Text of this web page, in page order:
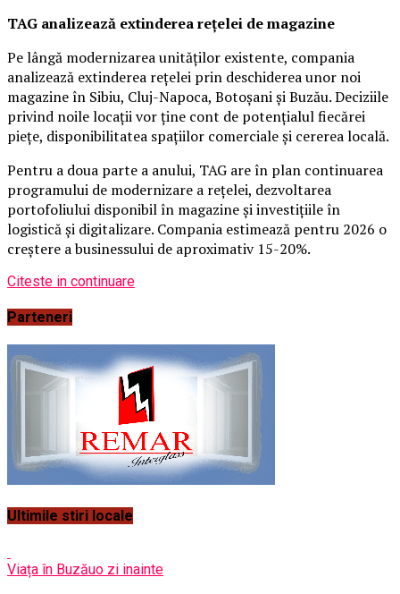
TAG analizează extinderea rețelei de magazine
Pe lângă modernizarea unităților existente, compania
analizează extinderea rețelei prin deschiderea unor noi
magazine în Sibiu, Cluj-Napoca, Botoșani și Buzău. Deciziile
privind noile locații vor ține cont de potențialul fiecărei
piețe, disponibilitatea spațiilor comerciale și cererea locală.
Pentru a doua parte a anului, TAG are în plan continuarea
programului de modernizare a rețelei, dezvoltarea
portofoliului disponibil în magazine și investițiile în
logistică și digitalizare. Compania estimează pentru 2026 o
creștere a businessului de aproximativ 15-20%.
Citeste in continuare
Parteneri
Ultimile stiri locale
Viața în Buzăuo zi inainte